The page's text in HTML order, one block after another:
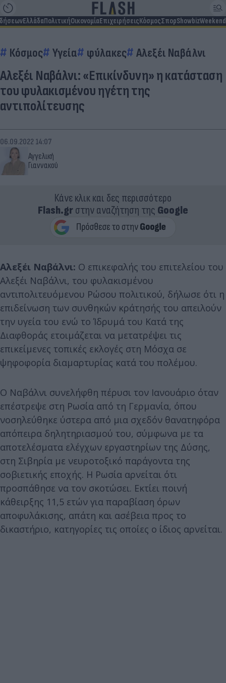
ΕλλάδαΠολιτικήΟικονομίαΕπιχειρήσειςΚόσμοςΣπορShowbizWeekend
Κόσμος Υγεία φύλακες Αλεξέι Ναβάλνι
Αλεξέι Ναβάλνι: «Επικίνδυνη» η κατάσταση
του φυλακισμένου ηγέτη της
αντιπολίτευσης
Αγγελική
Γιαννακού
06.09.2022 14:07
Κάνε κλικ και δες περισσότερο
Flash.grστην αναζήτηση της Google
Αλεξέι Ναβάλνι: Ο επικεφαλής του επιτελείου του
Αλεξέι Ναβάλνι, του φυλακισμένου
αντιπολιτευόμενου Ρώσου πολιτικού, δήλωσε ότι η
επιδείνωση των συνθηκών κράτησής του απειλούν
την υγεία του ενώ το Ίδρυμά του Κατά της
Διαφθοράς ετοιμάζεται να μετατρέψει τις
επικείμενες τοπικές εκλογές στη Μόσχα σε
ψηφοφορία διαμαρτυρίας κατά του πολέμου.
Ο Ναβάλνι συνελήφθη πέρυσι τον Ιανουάριο όταν
επέστρεψε στη Ρωσία από τη Γερμανία, όπου
νοσηλεύθηκε ύστερα από μια σχεδόν θανατηφόρα
απόπειρα δηλητηριασμού του, σύμφωνα με τα
αποτελέσματα ελέγχων εργαστηρίων της Δύσης,
στη Σιβηρία με νευροτοξικό παράγοντα της
σοβιετικής εποχής. Η Ρωσία αρνείται ότι
προσπάθησε να τον σκοτώσει. Εκτίει ποινή
κάθειρξης 11,5 ετών για παραβίαση όρων
αποφυλάκισης, απάτη και ασέβεια προς το
δικαστήριο, κατηγορίες τις οποίες ο ίδιος αρνείται.